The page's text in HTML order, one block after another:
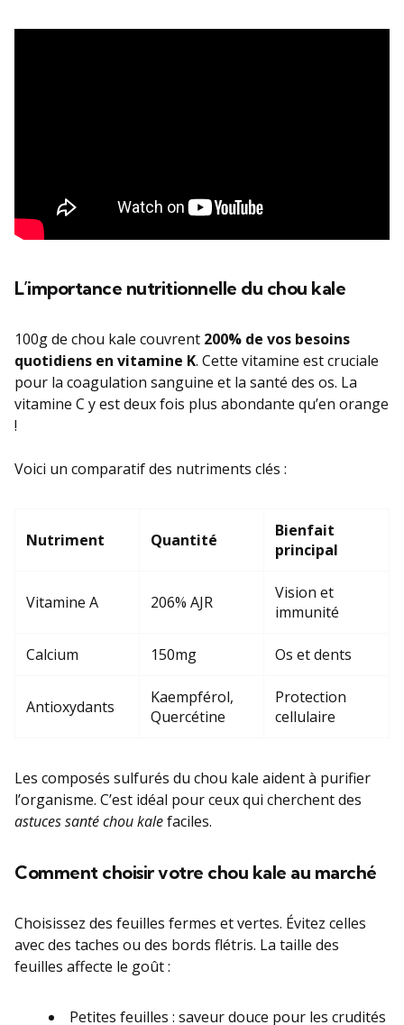
L’importance nutritionnelle du chou kale
100g de chou kale couvrent 200% de vos besoins
quotidiens en vitamine K. Cette vitamine est cruciale
pour la coagulation sanguine et la santé des os. La
vitamine C y est deux fois plus abondante qu’en orange
!
Voici un comparatif des nutriments clés :
Nutriment Quantité
Bienfait
principal
Vitamine A 206% AJR
Vision et
immunité
Calcium 150mg Os et dents
Antioxydants
Kaempférol,
Quercétine
Protection
cellulaire
Les composés sulfurés du chou kale aident à purifier
l’organisme. C’est idéal pour ceux qui cherchent des
astuces santé chou kalefaciles.
Comment choisir votre chou kale au marché
Choisissez des feuilles fermes et vertes. Évitez celles
avec des taches ou des bords flétris. La taille des
feuilles affecte le goût :
Petites feuilles : saveur douce pour les crudités